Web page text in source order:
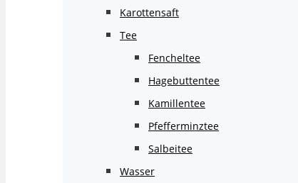
Karottensaft
Tee
Fencheltee
Hagebuttentee
Kamillentee
Pfefferminztee
Salbeitee
Wasser